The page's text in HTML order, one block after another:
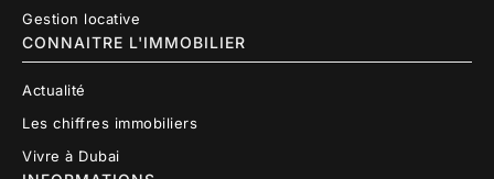
Gestion locative
CONNAITRE L'IMMOBILIER
Actualité
Les chiffres immobiliers
Vivre à Dubai